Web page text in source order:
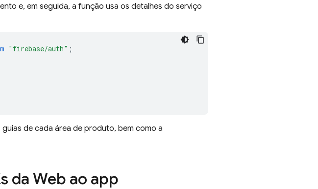
e, em seguida, a função usa os detalhes do serviço
"firebase/auth" ;
de cada área de produto, bem como a
da Web ao app